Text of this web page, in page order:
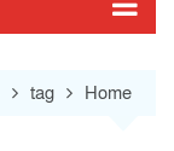
Home
tag